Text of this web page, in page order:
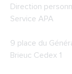
Direction
Service APA
9 place du
Brieuc Cedex 1